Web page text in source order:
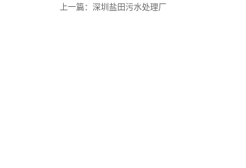
上一篇： 深圳盐田污水处理厂